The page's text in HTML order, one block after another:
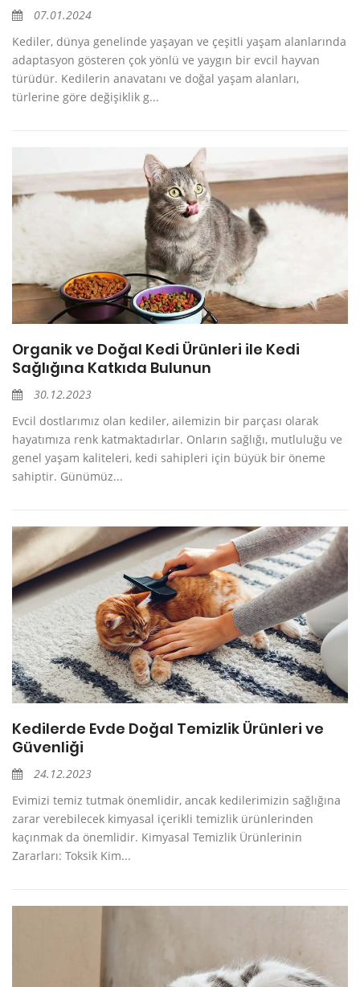
07.01.2024
Kediler, dünya genelinde yaşayan ve çeşitli yaşam alanlarında
adaptasyon gösteren çok yönlü ve yaygın bir evcil hayvan
türüdür. Kedilerin anavatanı ve doğal yaşam alanları,
türlerine göre değişiklik g...
Organik ve Doğal Kedi Ürünleri ile Kedi
Sağlığına Katkıda Bulunun
30.12.2023
Evcil dostlarımız olan kediler, ailemizin bir parçası olarak
hayatımıza renk katmaktadırlar. Onların sağlığı, mutluluğu ve
genel yaşam kaliteleri, kedi sahipleri için büyük bir öneme
sahiptir. Günümüz...
Kedilerde Evde Doğal Temizlik Ürünleri ve
Güvenliği
24.12.2023
Evimizi temiz tutmak önemlidir, ancak kedilerimizin sağlığına
zarar verebilecek kimyasal içerikli temizlik ürünlerinden
kaçınmak da önemlidir. Kimyasal Temizlik Ürünlerinin
Zararları: Toksik Kim...